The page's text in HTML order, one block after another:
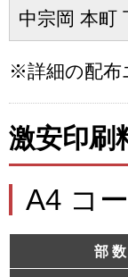
中宗岡 本町
※詳細の配布
激安印刷
A4 コ
部 数